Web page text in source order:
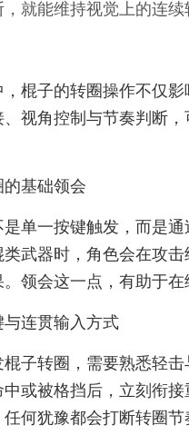
就能维持视觉上的连
棍子的转圈操作不仅
视角控制与节奏判断
基础领会
单一按键触发，而是
武器时，角色会在攻
领会这一点，有助于
连贯输入方式
子转圈，需要熟悉轻
或被格挡后，立刻衔
何犹豫都会打断转圈节